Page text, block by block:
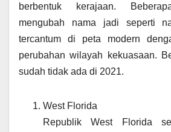
berbentuk kerajaan.
mengubah nama jadi seperti
tercantum di peta modern
perubahan wilayah kekuasaan.
sudah tidak ada di 2021.
West Florida
Republik West Florida